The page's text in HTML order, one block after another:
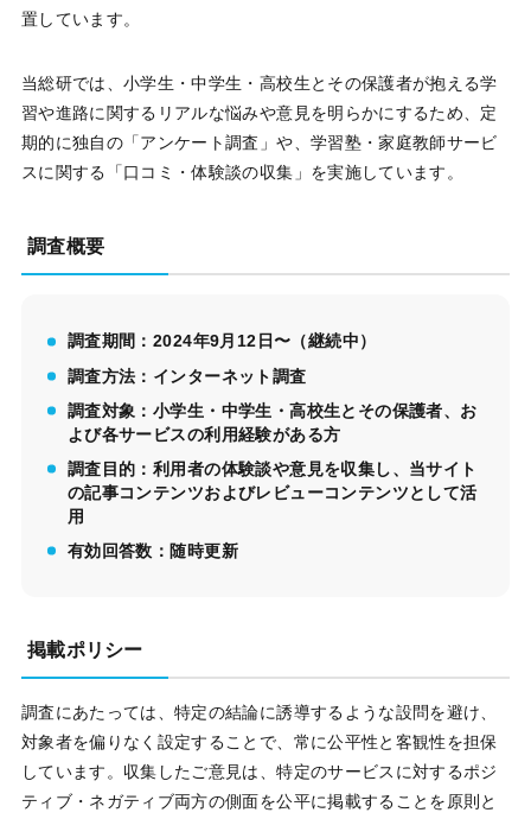
置しています。
当総研では、小学生・中学生・高校生とその保護者が抱える学
習や進路に関するリアルな悩みや意見を明らかにするため、定
期的に独自の「アンケート調査」や、学習塾・家庭教師サービ
スに関する「口コミ・体験談の収集」を実施しています。
調査概要
調査期間：2024年9月12日〜（継続中）
調査方法：インターネット調査
調査対象：小学生・中学生・高校生とその保護者、お
よび各サービスの利用経験がある方
調査目的：利用者の体験談や意見を収集し、当サイト
の記事コンテンツおよびレビューコンテンツとして活
用
有効回答数：随時更新
掲載ポリシー
調査にあたっては、特定の結論に誘導するような設問を避け、
対象者を偏りなく設定することで、常に公平性と客観性を担保
しています。収集したご意見は、特定のサービスに対するポジ
ティブ・ネガティブ両方の側面を公平に掲載することを原則と